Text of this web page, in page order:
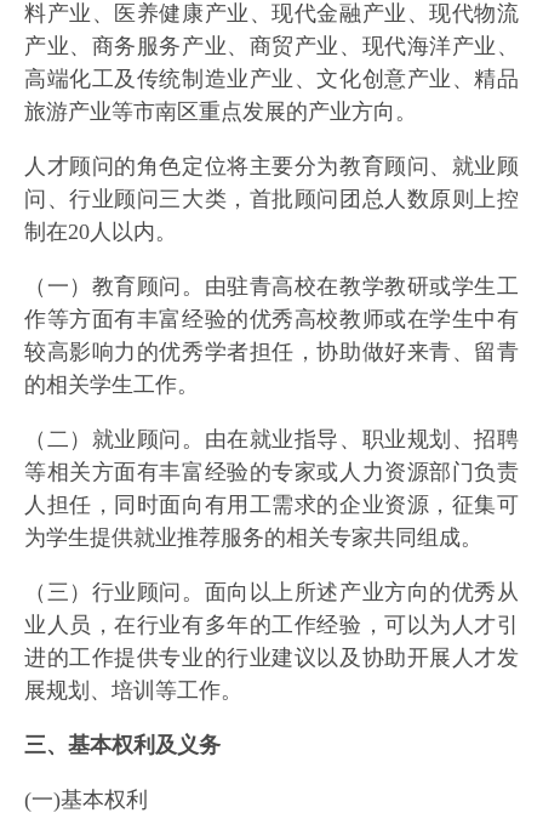
料产业、医养健康产业、现代金融产业、现代物流
产业、商务服务产业、商贸产业、现代海洋产业、
高端化工及传统制造业产业、文化创意产业、精品
旅游产业等市南区重点发展的产业方向。
人才顾问的角色定位将主要分为教育顾问、就业顾
问、行业顾问三大类，首批顾问团总人数原则上控
制在20人以内。
（一）教育顾问。由驻青高校在教学教研或学生工
作等方面有丰富经验的优秀高校教师或在学生中有
较高影响力的优秀学者担任，协助做好来青、留青
的相关学生工作。
（二）就业顾问。由在就业指导、职业规划、招聘
等相关方面有丰富经验的专家或人力资源部门负责
人担任，同时面向有用工需求的企业资源，征集可
为学生提供就业推荐服务的相关专家共同组成。
（三）行业顾问。面向以上所述产业方向的优秀从
业人员，在行业有多年的工作经验，可以为人才引
进的工作提供专业的行业建议以及协助开展人才发
展规划、培训等工作。
三、基本权利及义务
(一)基本权利